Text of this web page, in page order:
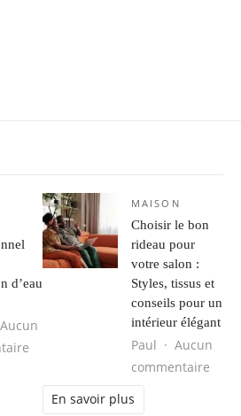
d’eau
Aucun
sur Quel professionnel pour une
MAISON
Choisir le bon
rideau pour
votre salon :
Styles, tissus et
conseils pour un
intérieur élégant
Paul
Aucun
commentaire
En savoir plus